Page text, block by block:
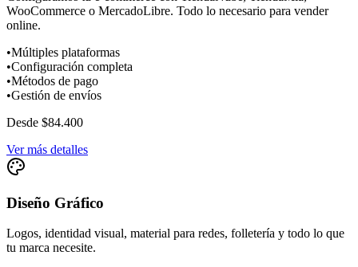
WooCommerce o MercadoLibre. Todo lo necesario para vender
online.
•Múltiples plataformas
•Configuración completa
•Métodos de pago
•Gestión de envíos
Desde $84.400
Ver más detalles
Diseño Gráfico
Logos, identidad visual, material para redes, folletería y todo lo que
tu marca necesite.